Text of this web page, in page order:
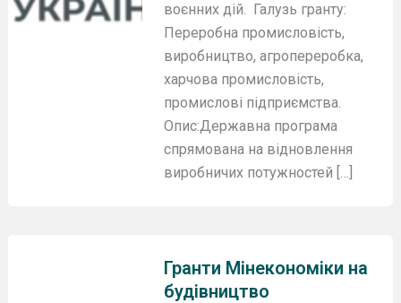
воєнних дій. Галузь гранту:
Переробна промисловість,
виробництво, агропереробка,
харчова промисловість,
промислові підприємства.
Опис:Державна програма
спрямована на відновлення
виробничих потужностей […]
Гранти Мінекономіки на
будівництво